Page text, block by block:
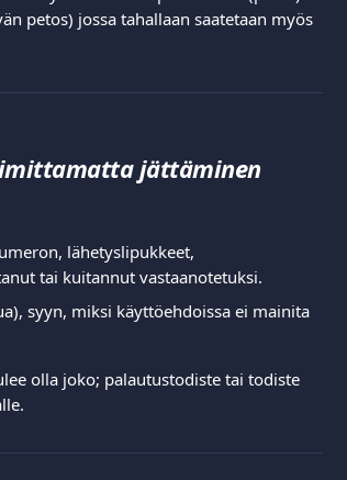
petos) jossa tahallaan saatetaan myös
jättäminen
lähetyslipukkeet,
tai kuitannut vastaanotetuksi.
syyn, miksi käyttöehdoissa ei mainita
olla joko; palautustodiste tai todiste